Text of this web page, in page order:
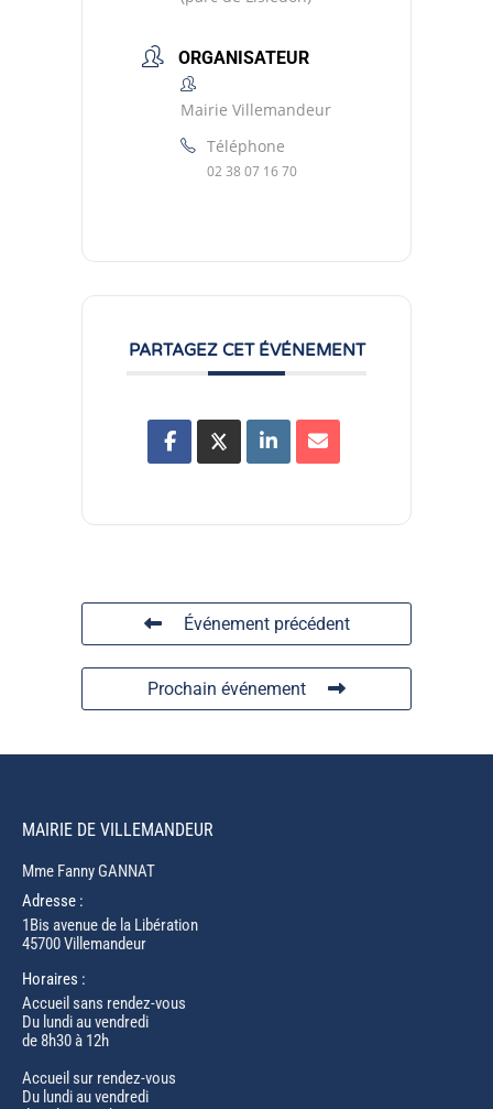
ORGANISATEUR
Mairie Villemandeur
Téléphone
02 38 07 16 70
PARTAGEZ CET ÉVÉNEMENT
Événement précédent
Prochain événement
MAIRIE DE VILLEMANDEUR
Mme Fanny GANNAT
Adresse :
1Bis avenue de la Libération
45700 Villemandeur
Horaires :
Accueil sans rendez-vous
Du lundi au vendredi
de 8h30 à 12h
Accueil sur rendez-vous
Du lundi au vendredi